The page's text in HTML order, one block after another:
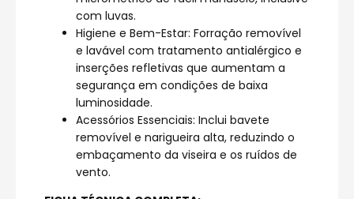
com luvas.
Higiene e Bem-Estar: Forração removível
e lavável com tratamento antialérgico e
inserções refletivas que aumentam a
segurança em condições de baixa
luminosidade.
Acessórios Essenciais: Inclui bavete
removível e narigueira alta, reduzindo o
embaçamento da viseira e os ruídos de
vento.